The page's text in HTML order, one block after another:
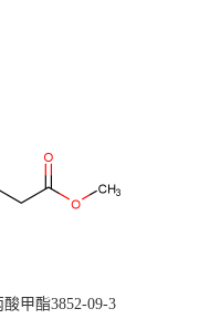
甲酯3852-09-3